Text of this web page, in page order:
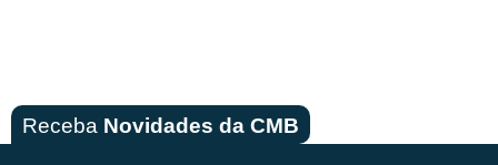
Receba Novidades da CMB